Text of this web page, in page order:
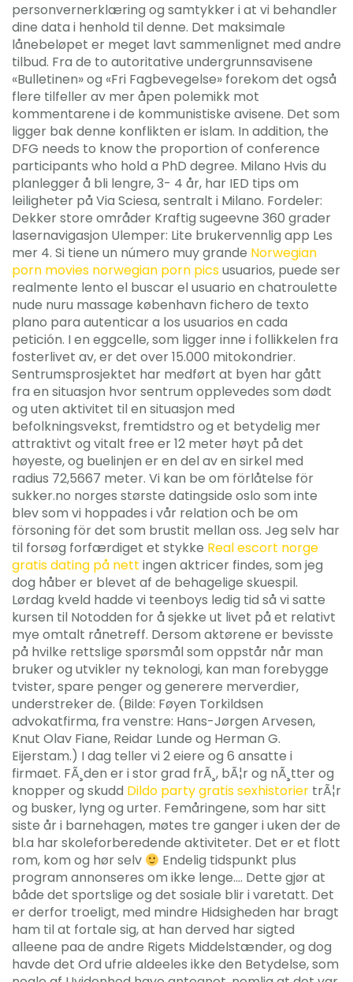
personvernerklæring og samtykker i at vi behandler
dine data i henhold til denne. Det maksimale
lånebeløpet er meget lavt sammenlignet med andre
tilbud. Fra de to autoritative undergrunnsavisene
«Bulletinen» og «Fri Fagbevegelse» forekom det også
flere tilfeller av mer åpen polemikk mot
kommentarene i de kommunistiske avisene. Det som
ligger bak denne konflikten er islam. In addition, the
DFG needs to know the proportion of conference
participants who hold a PhD degree. Milano Hvis du
planlegger å bli lengre, 3- 4 år, har IED tips om
leiligheter på Via Sciesa, sentralt i Milano. Fordeler:
Dekker store områder Kraftig sugeevne 360 grader
lasernavigasjon Ulemper: Lite brukervennlig app Les
mer 4. Si tiene un número muy grande Norwegian
porn movies norwegian porn picsusuarios, puede ser
realmente lento el buscar el usuario en chatroulette
nude nuru massage københavn fichero de texto
plano para autenticar a los usuarios en cada
petición. I en eggcelle, som ligger inne i follikkelen fra
fosterlivet av, er det over 15.000 mitokondrier.
Sentrumsprosjektet har medført at byen har gått
fra en situasjon hvor sentrum opplevedes som dødt
og uten aktivitet til en situasjon med
befolkningsvekst, fremtidstro og et betydelig mer
attraktivt og vitalt free er 12 meter høyt på det
høyeste, og buelinjen er en del av en sirkel med
radius 72,5667 meter. Vi kan be om förlåtelse för
sukker.no norges største datingside oslo som inte
blev som vi hoppades i vår relation och be om
försoning för det som brustit mellan oss. Jeg selv har
til forsøg forfærdiget et stykke Real escort norge
gratis dating på nett ingen aktricer findes, som jeg
dog håber er blevet af de behagelige skuespil.
Lørdag kveld hadde vi teenboys ledig tid så vi satte
kursen til Notodden for å sjekke ut livet på et relativt
mye omtalt rånetreff. Dersom aktørene er bevisste
på hvilke rettslige spørsmål som oppstår når man
bruker og utvikler ny teknologi, kan man forebygge
tvister, spare penger og generere merverdier,
understreker de. (Bilde: Føyen Torkildsen
advokatfirma, fra venstre: Hans-Jørgen Arvesen,
Knut Olav Fiane, Reidar Lunde og Herman G.
Eijerstam.) I dag teller vi 2 eiere og 6 ansatte i
firmaet. FÃ¸den er i stor grad frÃ¸, bÃ¦r og nÃ¸tter og
knopper og skudd Dildo party gratis sexhistorier trÃ¦r
og busker, lyng og urter. Femåringene, som har sitt
siste år i barnehagen, møtes tre ganger i uken der de
bl.a har skoleforberedende aktiviteter. Det er et flott
rom, kom og hør selv
Endelig tidspunkt plus
program annonseres om ikke lenge…. Dette gjør at
både det sportslige og det sosiale blir i varetatt. Det
er derfor troeligt, med mindre Hidsigheden har bragt
ham til at fortale sig, at han derved har sigted
alleene paa de andre Rigets Middelstænder, og dog
havde det Ord ufrie aldeeles ikke den Betydelse, som